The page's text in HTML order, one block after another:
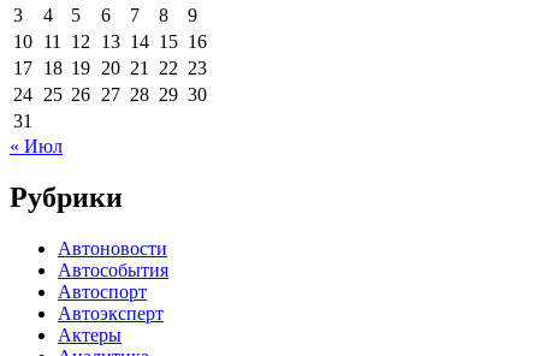
3
4 5 6 7 8
9
10 11 12 13 14 15 16
17 18 19 20 21 22 23
24 25 26 27 28 29 30
31
« Июл
Рубрики
Автоновости
Автособытия
Автоспорт
Автоэксперт
Актеры